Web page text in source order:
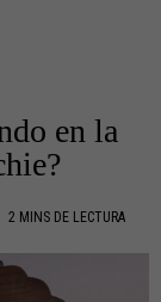
en la
2 MINS DE LECTURA